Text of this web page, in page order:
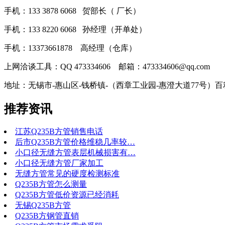
手机：133 3878 6068 贺部长（ 厂长）
手机：133 8220 6068 孙经理（开单处）
手机：13373661878 高经理（仓库）
上网洽谈工具：QQ 473334606 邮箱：473334606@qq.com
地址：无锡市-惠山区-钱桥镇-（西章工业园-惠澄大道77号）
推荐资讯
江苏Q235B方管销售电话
后市Q235B方管价格维稳几率较…
小口径无缝方管表层机械损害有…
小口径无缝方管厂家加工
无缝方管常见的硬度检测标准
Q235B方管怎么测量
Q235B方管低价资源已经消耗
无锡Q235B方管
Q235B方钢管直销